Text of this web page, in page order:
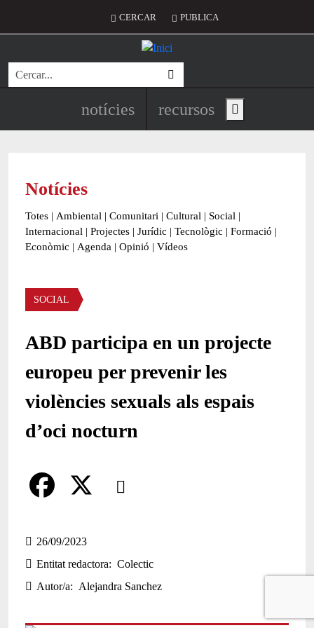
Menú del compte d'usuari
CERCAR PUBLICA
Cerca
Navegació principal de
notícies recursos Show main menu
Notícies
Totes | Ambiental | Comunitari | Cultural | Social |
Internacional | Projectes | Jurídic | Tecnològic | Formació |
Econòmic | Agenda | Opinió | Vídeos
Àmbit de la notícia
SOCIAL
ABD participa en un projecte
europeu per prevenir les
violències sexuals als espais
d’oci nocturn
Comparteix
a
c
e
26/09/2023
Entitat redactora
Colectic
Autor/a
Alejandra Sanchez